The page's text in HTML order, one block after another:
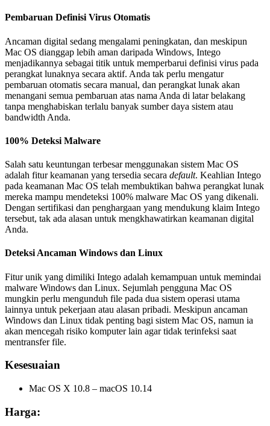
Pembaruan Definisi Virus Otomatis
Ancaman digital sedang mengalami peningkatan, dan meskipun
Mac OS dianggap lebih aman daripada Windows, Intego
menjadikannya sebagai titik untuk memperbarui definisi virus pada
perangkat lunaknya secara aktif. Anda tak perlu mengatur
pembaruan otomatis secara manual, dan perangkat lunak akan
menangani semua pembaruan atas nama Anda di latar belakang
tanpa menghabiskan terlalu banyak sumber daya sistem atau
bandwidth Anda.
100% Deteksi Malware
Salah satu keuntungan terbesar menggunakan sistem Mac OS
adalah fitur keamanan yang tersedia secara default. Keahlian Intego
pada keamanan Mac OS telah membuktikan bahwa perangkat lunak
mereka mampu mendeteksi 100% malware Mac OS yang dikenali.
Dengan sertifikasi dan penghargaan yang mendukung klaim Intego
tersebut, tak ada alasan untuk mengkhawatirkan keamanan digital
Anda.
Deteksi Ancaman Windows dan Linux
Fitur unik yang dimiliki Intego adalah kemampuan untuk memindai
malware Windows dan Linux. Sejumlah pengguna Mac OS
mungkin perlu mengunduh file pada dua sistem operasi utama
lainnya untuk pekerjaan atau alasan pribadi. Meskipun ancaman
Windows dan Linux tidak penting bagi sistem Mac OS, namun ia
akan mencegah risiko komputer lain agar tidak terinfeksi saat
mentransfer file.
Kesesuaian
Mac OS X 10.8 – macOS 10.14
Harga: